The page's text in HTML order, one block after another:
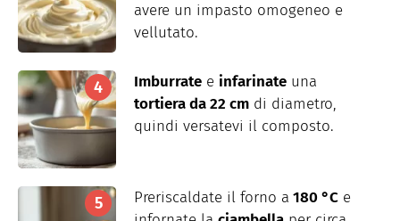
avere un impasto omogeneo e
vellutato.
Imburrate e infarinate una
tortiera da 22 cm di diametro,
quindi versatevi il composto.
Preriscaldate il forno a 180 °C e